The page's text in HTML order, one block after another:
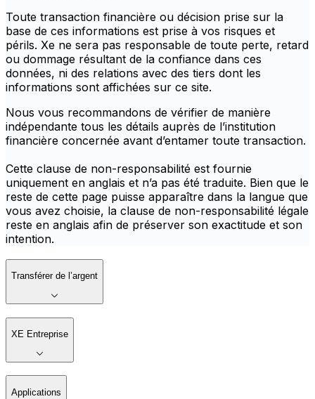
Toute transaction financière ou décision prise sur la
base de ces informations est prise à vos risques et
périls. Xe ne sera pas responsable de toute perte, retard
ou dommage résultant de la confiance dans ces
données, ni des relations avec des tiers dont les
informations sont affichées sur ce site.
Nous vous recommandons de vérifier de manière
indépendante tous les détails auprès de l’institution
financière concernée avant d’entamer toute transaction.
Cette clause de non-responsabilité est fournie
uniquement en anglais et n’a pas été traduite. Bien que le
reste de cette page puisse apparaître dans la langue que
vous avez choisie, la clause de non-responsabilité légale
reste en anglais afin de préserver son exactitude et son
intention.
Transférer de l’argent
XE Entreprise
Applications